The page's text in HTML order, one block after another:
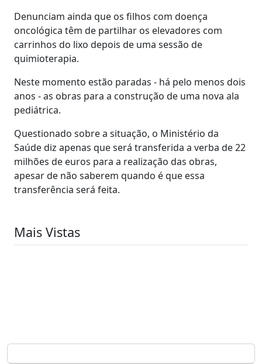
Denunciam ainda que os filhos com doença
oncológica têm de partilhar os elevadores com
carrinhos do lixo depois de uma sessão de
quimioterapia.
Neste momento estão paradas - há pelo menos dois
anos - as obras para a construção de uma nova ala
pediátrica.
Questionado sobre a situação, o Ministério da
Saúde diz apenas que será transferida a verba de 22
milhões de euros para a realização das obras,
apesar de não saberem quando é que essa
transferência será feita.
Mais Vistas